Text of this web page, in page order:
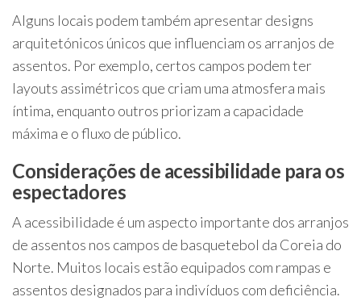
Alguns locais podem também apresentar designs
arquitetónicos únicos que influenciam os arranjos de
assentos. Por exemplo, certos campos podem ter
layouts assimétricos que criam uma atmosfera mais
íntima, enquanto outros priorizam a capacidade
máxima e o fluxo de público.
Considerações de acessibilidade para os
espectadores
A acessibilidade é um aspecto importante dos arranjos
de assentos nos campos de basquetebol da Coreia do
Norte. Muitos locais estão equipados com rampas e
assentos designados para indivíduos com deficiência.